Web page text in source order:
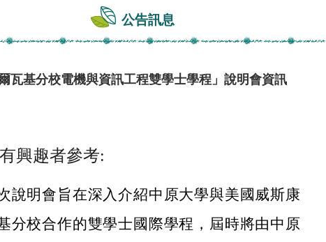
公告訊息
瓦基分校電機與資訊工程雙學士學程」說明會資訊
興趣者參考:
說明會旨在深入介紹中原大學與美國威斯康
分校合作的雙學士國際學程，屆時將由中原